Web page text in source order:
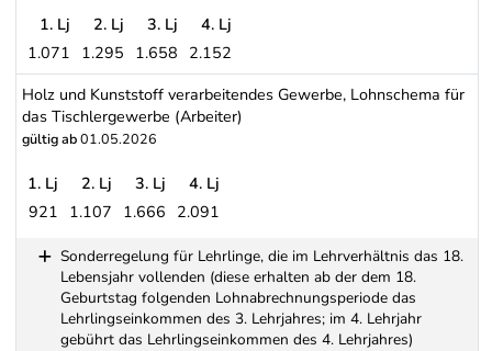
Metallindustrie: Metalltechnische Industrie (Maschinen- und
1. Lj 2. Lj 3. Lj
4. Lj
1.071 1.295 1.658 2.152
Holz und Kunststoff verarbeitendes Gewerbe, Lohnschema für
das Tischlergewerbe (Arbeiter)
gültig ab01.05.2026
1. Lj 2. Lj 3. Lj
4. Lj
921 1.107 1.666 2.091
Sonderregelung für Lehrlinge, die im Lehrverhältnis das 18.
Lebensjahr vollenden (diese erhalten ab der dem 18.
Geburtstag folgenden Lohnabrechnungsperiode das
Lehrlingseinkommen des 3. Lehrjahres; im 4. Lehrjahr
gebührt das Lehrlingseinkommen des 4. Lehrjahres)